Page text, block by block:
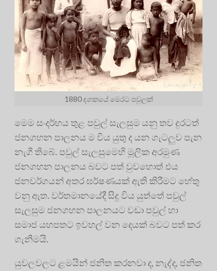
1880 දශකයේ මෙරට පවුලක්
මෙම සංදර්භය තුළ පවුල් සැලසුම යනු තව දුරටත්
ජනගහන පාලනය ම විය යුතු ද යන ගැටලුව පැන
නැගී තිබේ. පවුල් සැලසුමෙහි මූලික අරමුණ
ජනගහන පාලනය බවට පත් වුවහොත් එය
ජනවර්ගයන් අතර ඝර්ෂණයක් ඇති කිරීමට හේතු
වනු ඇත. වර්තමානයේදී සිදු විය යුත්තේ පවුල්
සැලසුම ජනගහන පාලනයට වඩා පවුල් හා
සමාජ යහපතට ඉවහල් වන දෙයක් බවට පත් කර
ගැනීමයි.
යුවලවලට ළමයින් ජනිත කරනවා ද, නැද්ද, ජනිත